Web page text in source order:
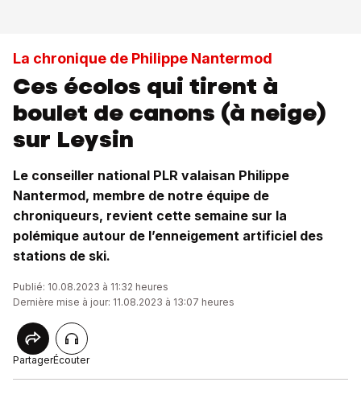
La chronique de Philippe Nantermod
Ces écolos qui tirent à
boulet de canons (à neige)
sur Leysin
Le conseiller national PLR valaisan Philippe
Nantermod, membre de notre équipe de
chroniqueurs, revient cette semaine sur la
polémique autour de l’enneigement artificiel des
stations de ski.
Publié: 10.08.2023 à 11:32 heures
Dernière mise à jour: 11.08.2023 à 13:07 heures
PartagerÉcouter